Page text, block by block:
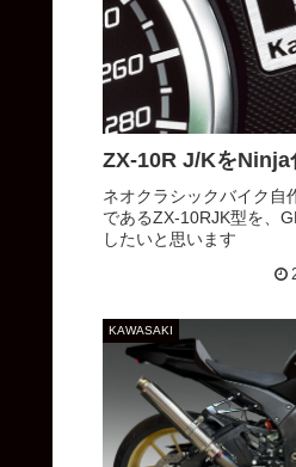
ZX-10R J/Kを
ネオクラシックバイク自
であるZX-10RJK型を、
したいと思います
KAWASAKI